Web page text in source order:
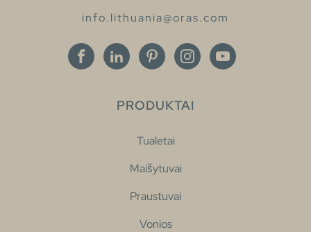
info.lithuania@oras.com
PRODUKTAI
Tualetai
Maišytuvai
Praustuvai
Vonios